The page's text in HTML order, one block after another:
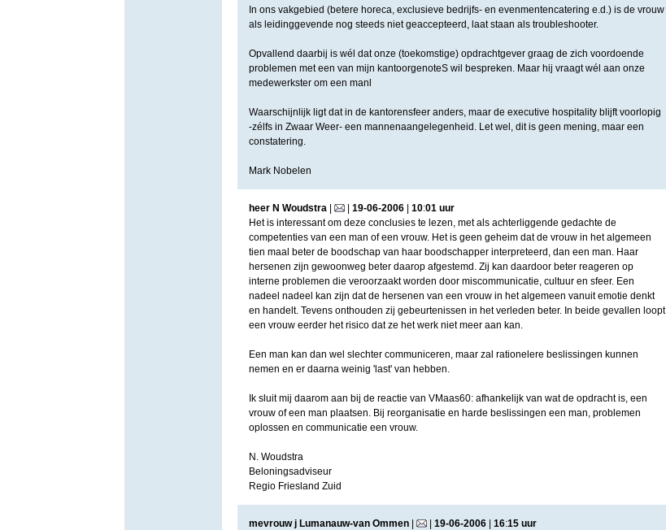
In ons vakgebied (betere horeca, exclusieve bedrijfs- en evenmentencatering e.d.) is de vrouw
als leidinggevende nog steeds niet geaccepteerd, laat staan als troubleshooter.
Opvallend daarbij is wél dat onze (toekomstige) opdrachtgever graag de zich voordoende
problemen met een van mijn kantoorgenoteS wil bespreken. Maar hij vraagt wél aan onze
medewerkster om een manl
Waarschijnlijk ligt dat in de kantorensfeer anders, maar de executive hospitality blijft voorlopig
-zélfs in Zwaar Weer- een mannenaangelegenheid. Let wel, dit is geen mening, maar een
constatering.
Mark Nobelen
heer N Woudstra| | 19-06-2006| 10:01 uur
Het is interessant om deze conclusies te lezen, met als achterliggende gedachte de
competenties van een man of een vrouw. Het is geen geheim dat de vrouw in het algemeen
tien maal beter de boodschap van haar boodschapper interpreteerd, dan een man. Haar
hersenen zijn gewoonweg beter daarop afgestemd. Zij kan daardoor beter reageren op
interne problemen die veroorzaakt worden door miscommunicatie, cultuur en sfeer. Een
nadeel nadeel kan zijn dat de hersenen van een vrouw in het algemeen vanuit emotie denkt
en handelt. Tevens onthouden zij gebeurtenissen in het verleden beter. In beide gevallen loopt
een vrouw eerder het risico dat ze het werk niet meer aan kan.
Een man kan dan wel slechter communiceren, maar zal rationelere beslissingen kunnen
nemen en er daarna weinig 'last' van hebben.
Ik sluit mij daarom aan bij de reactie van VMaas60: afhankelijk van wat de opdracht is, een
vrouw of een man plaatsen. Bij reorganisatie en harde beslissingen een man, problemen
oplossen en communicatie een vrouw.
N. Woudstra
Beloningsadviseur
Regio Friesland Zuid
mevrouw j Lumanauw-van Ommen| | 19-06-2006| 16:15 uur